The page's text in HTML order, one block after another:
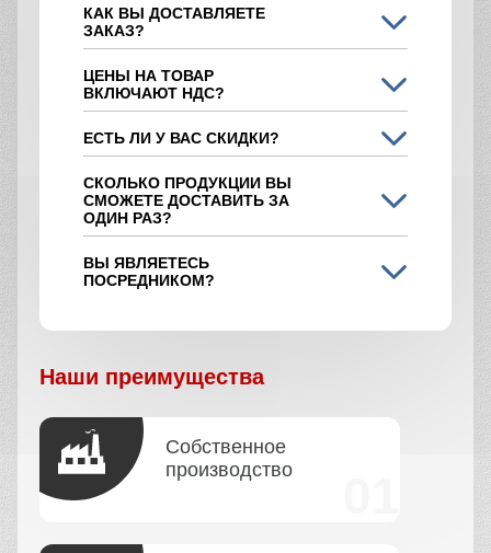
КАК ВЫ ДОСТАВЛЯЕТЕ
ЗАКАЗ?
ЦЕНЫ НА ТОВАР
ВКЛЮЧАЮТ НДС?
ЕСТЬ ЛИ У ВАС СКИДКИ?
СКОЛЬКО ПРОДУКЦИИ ВЫ
СМОЖЕТЕ ДОСТАВИТЬ ЗА
ОДИН РАЗ?
ВЫ ЯВЛЯЕТЕСЬ
ПОСРЕДНИКОМ?
Наши преимущества
Собственное
производство